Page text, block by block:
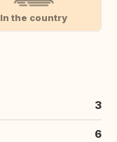
In the country
3
6